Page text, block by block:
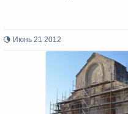
Июнь 21 2012